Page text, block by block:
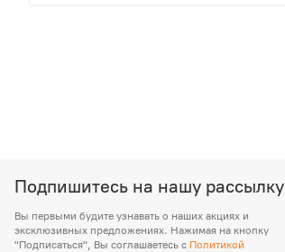
Подпишитесь на нашу рассылку
Вы первыми будите узнавать о наших акциях и
эксклюзивных предложениях. Нажимая на кнопку
"Подписаться", Вы соглашаетесь с Политикой